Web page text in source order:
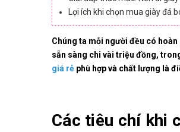
Lợi ích khi chọn mua giày đá
Chúng ta mỗi người đều có
sẵn sàng chi vài triệu đồng,
giá rẻ phù hợp và chất lượng là
Các tiêu chí khi